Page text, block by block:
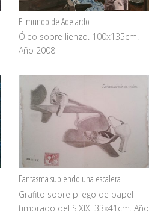
El mundo de Adelardo
Óleo sobre lienzo. 100x135cm.
Año 2008
Fantasma subiendo una escalera
Grafito sobre pliego de papel
timbrado del S.XIX. 33x41cm. Año